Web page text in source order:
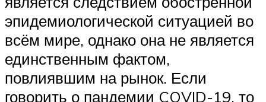
эпидемиологической ситуацией во
всём мире, однако она не является
единственным фактом,
повлиявшим на рынок. Если
говорить о пандемии COVID-19, то